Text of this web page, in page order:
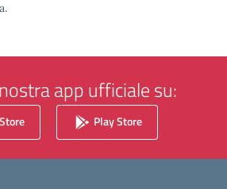
app ufficiale su:
Play Store